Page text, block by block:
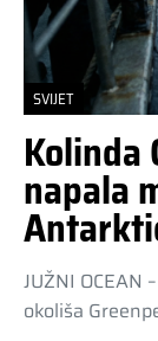
SVIJET
Kolinda
napala
JUŽNI
okoliša